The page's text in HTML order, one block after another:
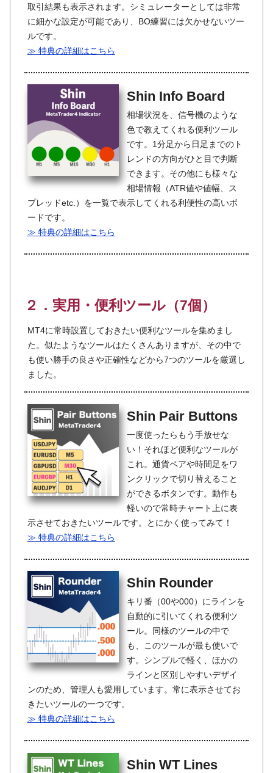
取引結果も表示されます。シミュレーターとしては非常
に細かな設定が可能であり、BO練習には欠かせないツー
ルです。
≫ 特典の詳細はこちら
Shin Info Board
相場状況を、信号機のような
色で教えてくれる便利ツール
です。1分足から日足までのト
レンドの方向がひと目で判断
できます。その他にも様々な
相場情報（ATR値や値幅、ス
プレッドetc.）を一覧で表示してくれる利便性の高いボ
ードです。
≫ 特典の詳細はこちら
２．実用・便利ツール（7個）
MT4に常時設置しておきたい便利なツールを集めまし
た。似たようなツールはたくさんありますが、その中で
も使い勝手の良さや正確性などから7つのツールを厳選し
ました。
Shin Pair Buttons
一度使ったらもう手放せな
い！それほど便利なツールが
これ。通貨ペアや時間足をワ
ンクリックで切り替えること
ができるボタンです。動作も
軽いので常時チャート上に表
示させておきたいツールです。とにかく使ってみて！
≫ 特典の詳細はこちら
Shin Rounder
キリ番（00や000）にラインを
自動的に引いてくれる便利ツ
ール。同様のツールの中で
も、このツールが最も使いで
す。シンプルで軽く、ほかの
ラインと区別しやすいデザイ
ンのため、管理人も愛用しています。常に表示させてお
きたいツールの一つです。
≫ 特典の詳細はこちら
Shin WT Lines